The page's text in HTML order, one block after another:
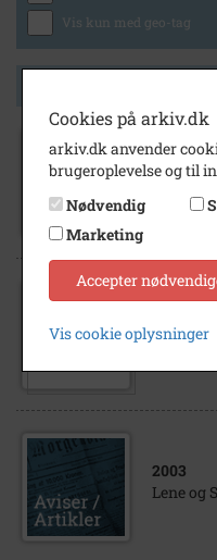
Vis kun med geo-tag
1999-
Vejrup
2003
Lene og
Cookies på arkiv.dk
arkiv.dk anvender
brugeroplevelse og til
Nødvendig
Marketing
Accepter
Vis cookie oplysninger